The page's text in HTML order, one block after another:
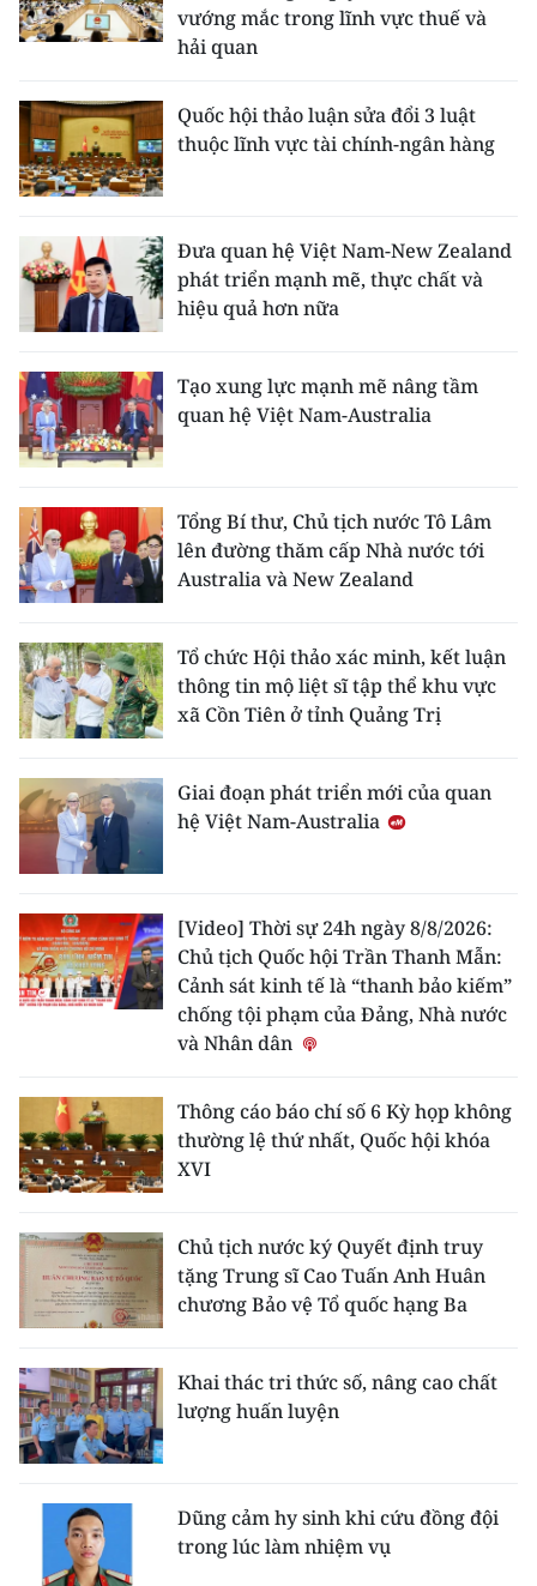
vướng mắc trong lĩnh vực thuế và
hải quan
Quốc hội thảo luận sửa đổi 3 luật
thuộc lĩnh vực tài chính-ngân hàng
Đưa quan hệ Việt Nam-New Zealand
phát triển mạnh mẽ, thực chất và
hiệu quả hơn nữa
Tạo xung lực mạnh mẽ nâng tầm
quan hệ Việt Nam-Australia
Tổng Bí thư, Chủ tịch nước Tô Lâm
lên đường thăm cấp Nhà nước tới
Australia và New Zealand
Tổ chức Hội thảo xác minh, kết luận
thông tin mộ liệt sĩ tập thể khu vực
xã Cồn Tiên ở tỉnh Quảng Trị
Giai đoạn phát triển mới của quan
hệ Việt Nam-Australia
[Video] Thời sự 24h ngày 8/8/2026:
Chủ tịch Quốc hội Trần Thanh Mẫn:
Cảnh sát kinh tế là “thanh bảo kiếm”
chống tội phạm của Đảng, Nhà nước
và Nhân dân
Thông cáo báo chí số 6 Kỳ họp không
thường lệ thứ nhất, Quốc hội khóa
XVI
Chủ tịch nước ký Quyết định truy
tặng Trung sĩ Cao Tuấn Anh Huân
chương Bảo vệ Tổ quốc hạng Ba
Khai thác tri thức số, nâng cao chất
lượng huấn luyện
Dũng cảm hy sinh khi cứu đồng đội
trong lúc làm nhiệm vụ